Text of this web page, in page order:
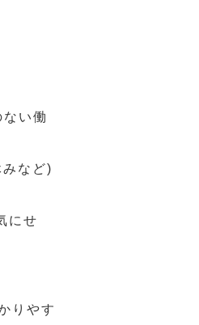
い働
など)
にせ
りやす